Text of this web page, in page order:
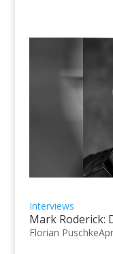
Interviews
Mark Roderick:
Florian Puschke